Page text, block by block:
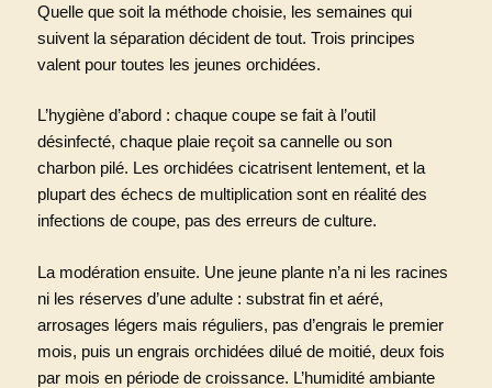
Quelle que soit la méthode choisie, les semaines qui
suivent la séparation décident de tout. Trois principes
valent pour toutes les jeunes orchidées.
L’hygiène d’abord : chaque coupe se fait à l’outil
désinfecté, chaque plaie reçoit sa cannelle ou son
charbon pilé. Les orchidées cicatrisent lentement, et la
plupart des échecs de multiplication sont en réalité des
infections de coupe, pas des erreurs de culture.
La modération ensuite. Une jeune plante n’a ni les racines
ni les réserves d’une adulte : substrat fin et aéré,
arrosages légers mais réguliers, pas d’engrais le premier
mois, puis un engrais orchidées dilué de moitié, deux fois
par mois en période de croissance. L’humidité ambiante